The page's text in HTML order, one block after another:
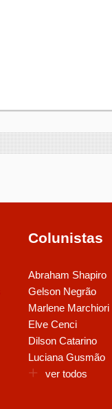
Colunistas
Abraham Shapiro
Gelson Negrão
Marlene Marchiori
Elve Cenci
Dilson Catarino
Luciana Gusmão
ver todos